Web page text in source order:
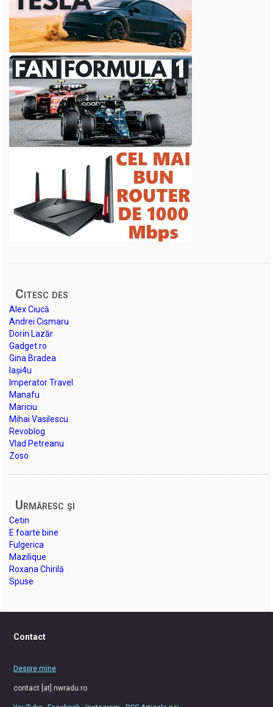
Citesc des
Alex Ciucă
Andrei Cismaru
Dorin Lazăr
Gadget.ro
Gina Bradea
Iași4u
Imperator Travel
Manafu
Mariciu
Mihai Vasilescu
Revoblog
Vlad Petreanu
Zoso
Urmăresc şi
Cetin
E foarte bine
Fulgerica
Mazilique
Roxana Chirilă
Spuse
Contact
Despre mine
contact [at] nwradu.ro